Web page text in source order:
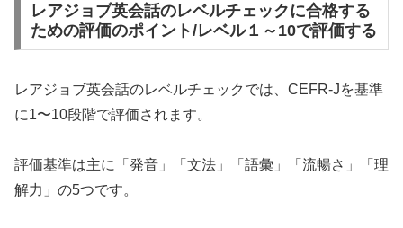
レアジョブ英会話のレベルチェックに合格する
ための評価のポイント/レベル１～10で評価する
レアジョブ英会話のレベルチェックでは、CEFR-Jを基準
に1〜10段階で評価されます。
評価基準は主に「発音」「文法」「語彙」「流暢さ」「理
解力」の5つです。